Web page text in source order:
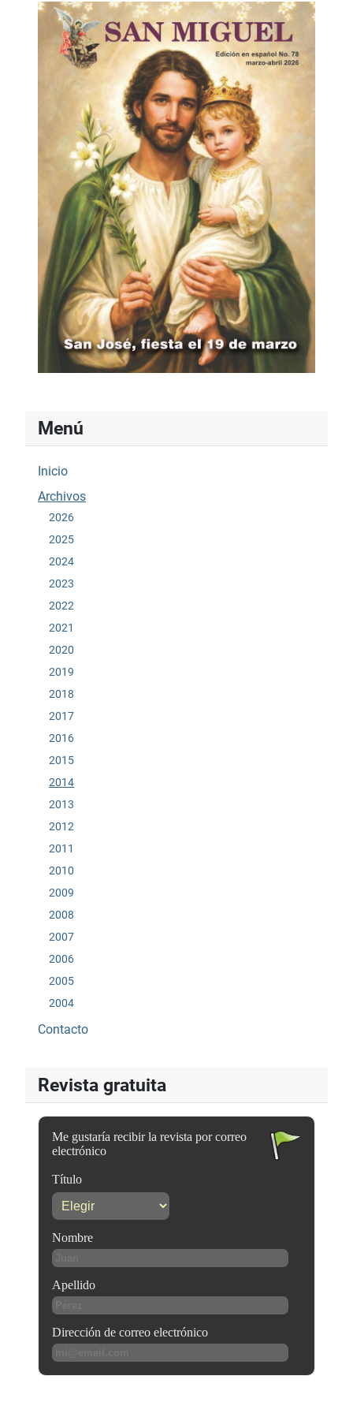
Menú
Inicio
Archivos
2026
2025
2024
2023
2022
2021
2020
2019
2018
2017
2016
2015
2014
2013
2012
2011
2010
2009
2008
2007
2006
2005
2004
Contacto
Revista gratuita